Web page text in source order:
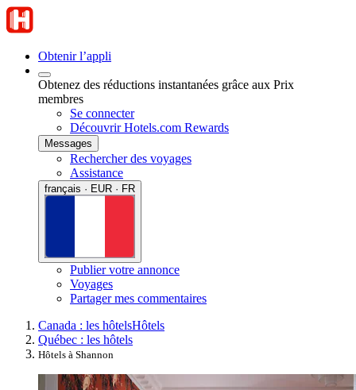
Obtenir l’appli
Obtenez des réductions instantanées grâce aux Prix
membres
Se connecter
Découvrir Hotels.com Rewards
Messages
Rechercher des voyages
Assistance
français · EUR · FR
Publier votre annonce
Voyages
Partager mes commentaires
Canada : les hôtelsHôtels
Québec : les hôtels
Hôtels à Shannon